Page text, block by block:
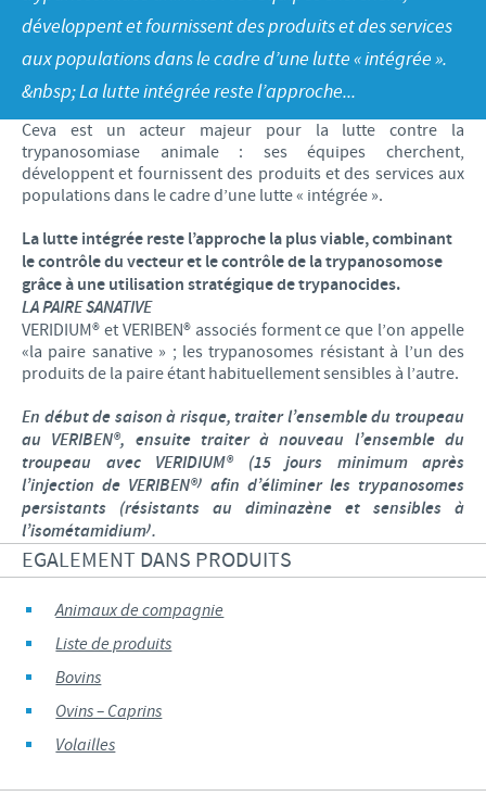
Volailles
Avantages du poussin Ceva Inside
C.H.I.C.K. Program®
Vaccins couvoirs
Equipements de vaccination
Importance de la responsabilité
Programmes de soutien
Business et partenariat scientifique
CARRIERE
Offres d'emploi
CONTACTEZ-NOUS
développent et fournissent des produits et des services
aux populations dans le cadre d’une lutte « intégrée ».
&nbsp; La lutte intégrée reste l’approche...
Ceva est un acteur majeur pour la lutte contre la
trypanosomiase animale : ses équipes cherchent,
développent et fournissent des produits et des services aux
populations dans le cadre d’une lutte « intégrée ».
La lutte intégrée reste l’approche la plus viable, combinant
le contrôle du vecteur et le contrôle de la trypanosomose
grâce à une utilisation stratégique de trypanocides.
LA PAIRE SANATIVE
VERIDIUM® et VERIBEN® associés forment ce que l’on appelle
«la paire sanative » ; les trypanosomes résistant à l’un des
produits de la paire étant habituellement sensibles à l’autre.
En début de saison à risque, traiter l’ensemble du troupeau
au VERIBEN®, ensuite traiter à nouveau l’ensemble du
troupeau avec VERIDIUM® (15 jours minimum après
l’injection de VERIBEN®) afin d’éliminer les trypanosomes
persistants (résistants au diminazène et sensibles à
l’isométamidium).
EGALEMENT DANS PRODUITS
Animaux de compagnie
Liste de produits
Bovins
Ovins – Caprins
Volailles